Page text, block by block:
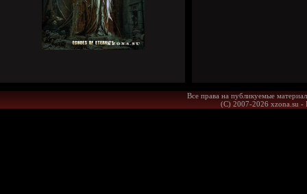
Все права на публикуемые
(С) 2007-2026 xzona.su -